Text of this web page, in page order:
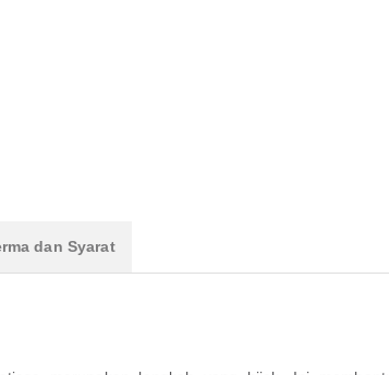
dan Syarat